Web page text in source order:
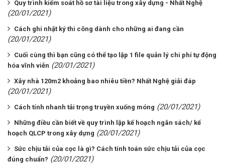
Quy trình kiểm soát hồ sơ tài liệu trong xây dựng - Nhất Nghệ
(20/01/2021)
Cách ghi nhật ký thi công dành cho những ai đang cần
(20/01/2021)
Cuối cùng thì bạn cũng có thể tạo lập 1 file quản lý chi phí tự động
hóa vĩnh viễn (20/01/2021)
Xây nhà 120m2 khoảng bao nhiêu tiền? Nhất Nghệ giải đáp
(20/01/2021)
Cách tính nhanh tải trọng truyền xuống móng (20/01/2021)
Những điều cần biết về quy trình lập kế hoạch ngân sách/ kế
hoạch QLCP trong xây dựng (20/01/2021)
Sức chịu tải của cọc là gì? Cách tính toán sức chịu tải của cọc
đúng chuẩn? (20/01/2021)